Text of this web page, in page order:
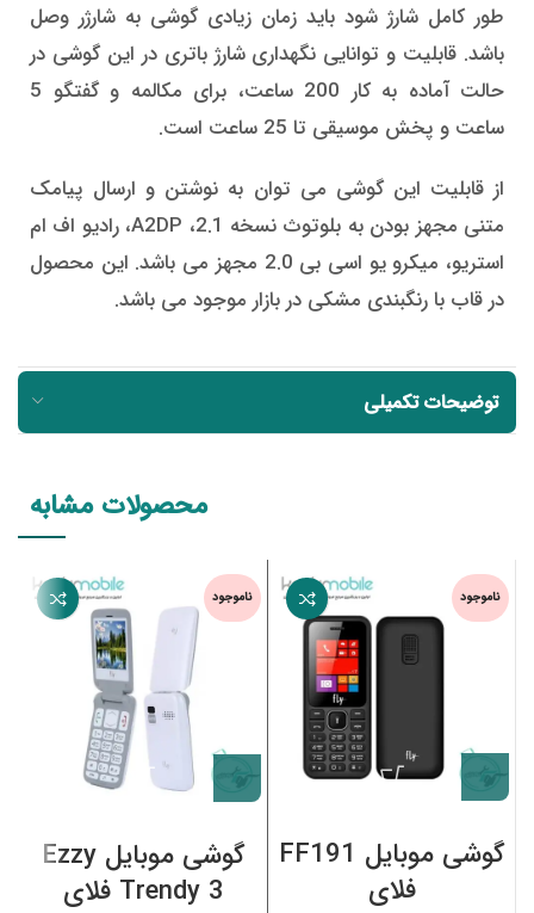
طور کامل شارژ شود باید زمان زیادی گوشی به شارژر وصل
باشد. قابلیت و توانایی نگهداری شارژ باتری در این گوشی در
حالت آماده به کار 200 ساعت، برای مکالمه و گفتگو 5
ساعت و پخش موسیقی تا 25 ساعت است.
از قابلیت این گوشی می توان به نوشتن و ارسال پیامک
متنی مجهز بودن به بلوتوث نسخه 2.1، A2DP، رادیو اف ام
استریو، میکرو یو اسی بی 2.0 مجهز می باشد. این محصول
در قاب با رنگبندی مشکی در بازار موجود می باشد.
توضیحات تکمیلی
محصولات مشابه
ناموجود
گوشی موبایل FF191
فلای
ناموجود
گوشی موبایل Ezzy
Trendy 3 فلای